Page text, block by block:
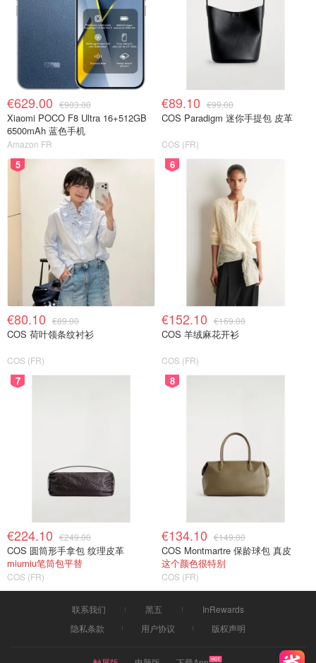
€629.00 €903.00
Xiaomi POCO F8 Ultra 16+512GB
6500mAh 蓝色手机
Amazon FR
€89.10 €99.00
COS Paradigm 迷你手提包 皮革
COS (FR)
5
€80.10 €89.00
COS 荷叶领条纹衬衫
COS (FR)
6
€152.10 €169.00
COS 羊绒麻花开衫
COS (FR)
7
€224.10 €249.00
COS 圆筒形手拿包 纹理皮革
miumiu笔筒包平替
COS (FR)
8
€134.10 €149.00
COS Montmartre 保龄球包 真皮
这个颜色很特别
COS (FR)
联系我们 黑五
InRewards
隐私条款
用户协议 版权声明